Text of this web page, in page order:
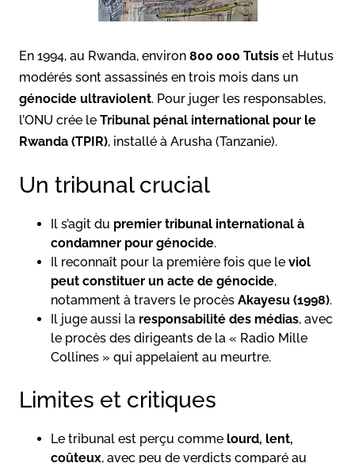
En 1994, au Rwanda, environ 800 000 Tutsis et Hutus
modérés sont assassinés en trois mois dans un
génocide ultraviolent. Pour juger les responsables,
l’ONU crée le Tribunal pénal international pour le
Rwanda (TPIR), installé à Arusha (Tanzanie).
Un tribunal crucial
Il s’agit du premier tribunal international à
condamner pour génocide.
Il reconnaît pour la première fois que le viol
peut constituer un acte de génocide,
notamment à travers le procès Akayesu (1998).
Il juge aussi la responsabilité des médias, avec
le procès des dirigeants de la « Radio Mille
Collines » qui appelaient au meurtre.
Limites et critiques
Le tribunal est perçu comme lourd, lent,
coûteux, avec peu de verdicts comparé au